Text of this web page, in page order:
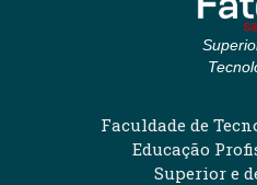
Faculdade de
Educação
Superior e